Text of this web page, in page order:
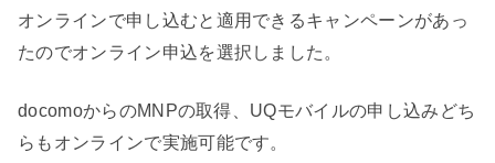
オンラインで申し込むと適用できるキャンペーンがあっ
たのでオンライン申込を選択しました。
docomoからのMNPの取得、UQモバイルの申し込みどち
らもオンラインで実施可能です。